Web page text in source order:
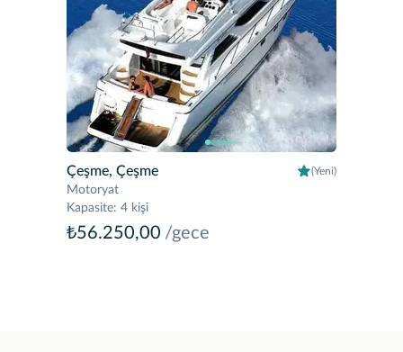
Çeşme, Çeşme (Yeni)
Motoryat
Kapasite: 4 kişi
₺56.250,00 /gece